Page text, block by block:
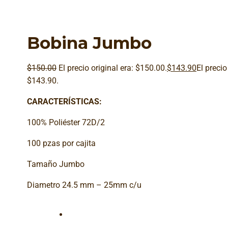
Bobina Jumbo
$150.00 El precio original era: $150.00.$143.90El
$143.90.
CARACTERÍSTICAS:
100% Poliéster 72D/2
100 pzas por cajita
Tamaño Jumbo
Diametro 24.5 mm – 25mm c/u